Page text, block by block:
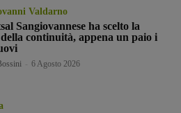
Valdarno
Sangiovannese ha scelto la
continuità, appena un paio i
6 Agosto 2026